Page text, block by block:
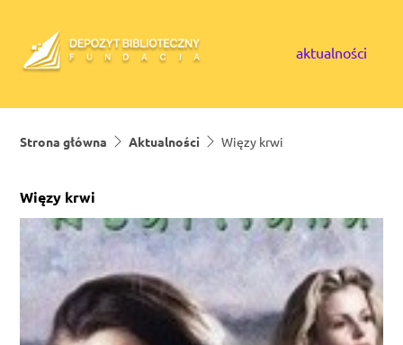
aktualności
Strona główna Aktualności Więzy krwi
Więzy krwi